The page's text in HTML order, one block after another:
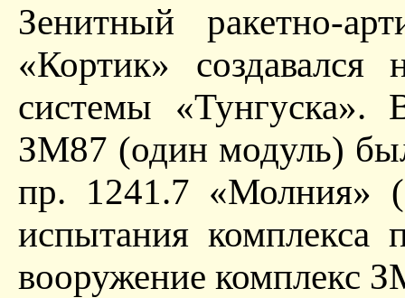
Зенитный ракетно-
«Кортик» создавался
системы
ЗМ87 (один модуль)
пр. 1241.7 «Молния»
испытания
вооружение комплекс